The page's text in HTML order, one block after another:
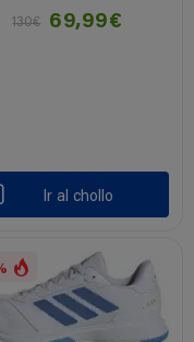
130€
69,99€
Ir al chollo